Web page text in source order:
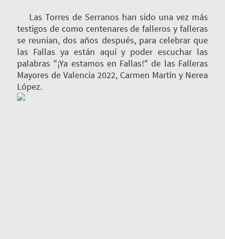
Las Torres de Serranos han sido una vez más
testigos de como centenares de falleros y falleras
se reunian, dos años después, para celebrar que
las Fallas ya están aquí y poder escuchar las
palabras "¡Ya estamos en Fallas!" de las Falleras
Mayores de Valencia 2022, Carmen Martín y Nerea
López.